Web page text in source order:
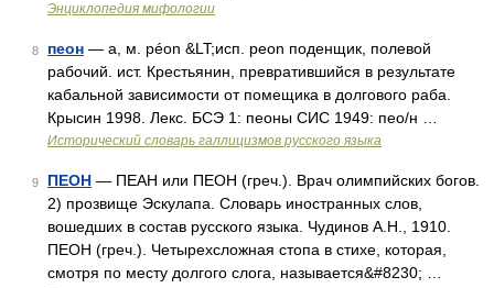
Энциклопедия мифологии
8 пеон — а, м. péon &LT;исп. peon поденщик, полевой
рабочий. ист. Крестьянин, превратившийся в результате
кабальной зависимости от помещика в долгового раба.
Крысин 1998. Лекс. БСЭ 1: пеоны СИС 1949: пео/н …
Исторический словарь галлицизмов русского языка
9 ПЕОН — ПЕАН или ПЕОН (греч.). Врач олимпийских богов.
2) прозвище Эскулапа. Словарь иностранных слов,
вошедших в состав русского языка. Чудинов А.Н., 1910.
ПЕОН (греч.). Четырехсложная стопа в стихе, которая,
смотря по месту долгого слога, называется&#8230; …